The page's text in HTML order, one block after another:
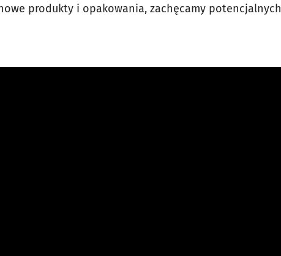
produkty i opakowania, zachęcamy potencjalnych